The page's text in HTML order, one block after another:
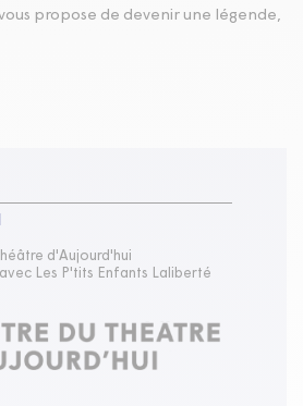
propose de devenir une légende,
d'Aujourd'hui
Les P'tits Enfants Laliberté